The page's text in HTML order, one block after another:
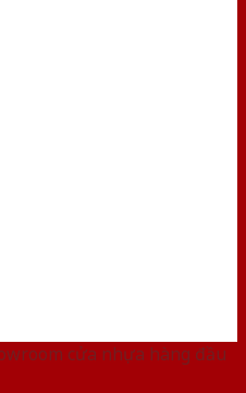
cửa nhựa hàng đầu